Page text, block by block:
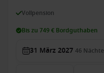
Vollpension
Bis zu 749 € Bordguthaben
31 März 2027 46 Nächte